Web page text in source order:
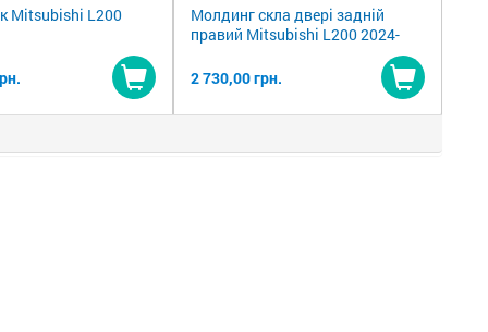
Mitsubishi L200
Купити
Молдинг скла двері задній
правий Mitsubishi L200 2024-
2 730,00 грн.
Купити